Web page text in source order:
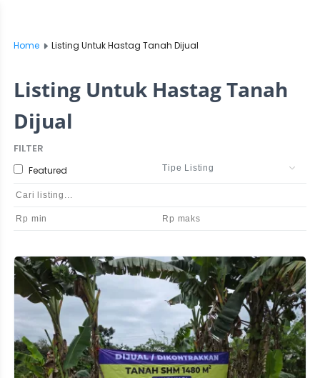
Home Listing Untuk Hastag Tanah Dijual
Listing Untuk Hastag Tanah
Dijual
FILTER
Featured